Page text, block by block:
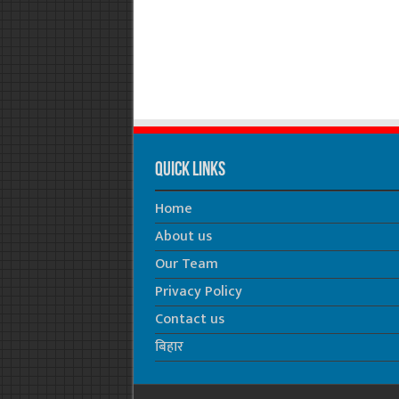
Quick Links
Home
About us
Our Team
Privacy Policy
Contact us
बिहार